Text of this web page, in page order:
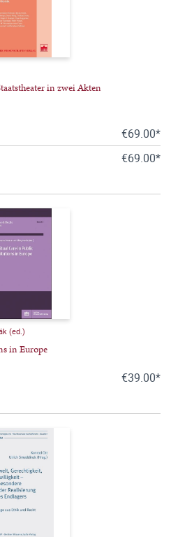
in zwei Akten
€69.00*
€69.00*
(ed.)
in Europe
€39.00*